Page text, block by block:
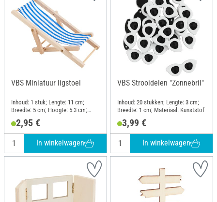
VBS Miniatuur ligstoel
Inhoud: 1 stuk; Lengte: 11 cm;
Breedte: 5 cm; Hoogte: 5.3 cm;
Polyester (PES)
2,95 €
In winkelwagen
VBS Strooidelen "Zonnebril"
Inhoud: 20 stukken; Lengte: 3 cm;
Breedte: 1 cm; Materiaal: Kunststof
3,99 €
In winkelwagen